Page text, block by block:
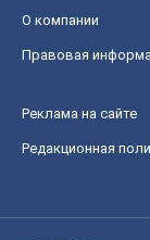
О компании
Правовая
Реклама на сайте
Редакционная